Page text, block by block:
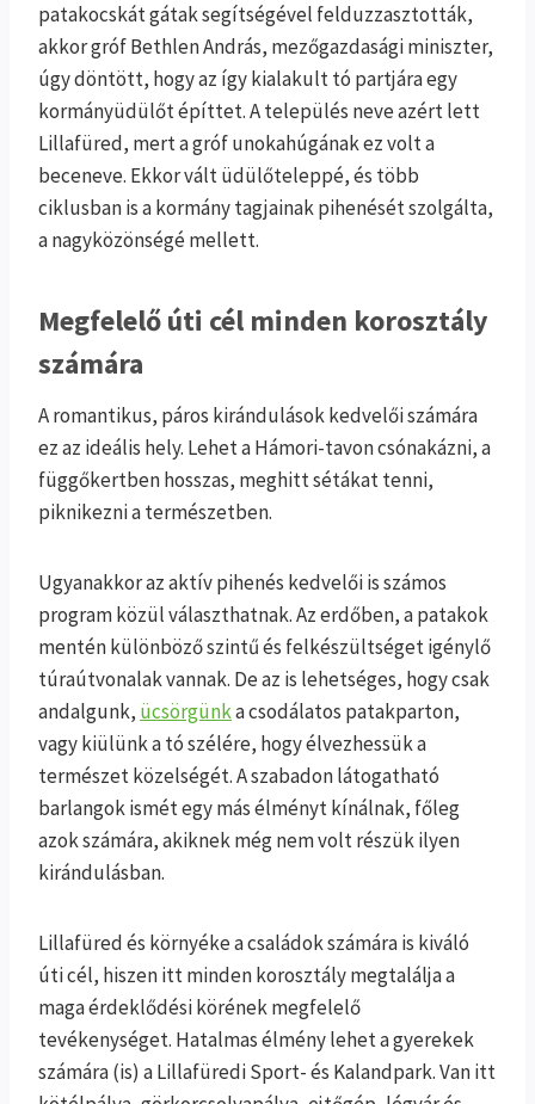
patakocskát gátak segítségével felduzzasztották,
akkor gróf Bethlen András, mezőgazdasági miniszter,
úgy döntött, hogy az így kialakult tó partjára egy
kormányüdülőt építtet. A település neve azért lett
Lillafüred, mert a gróf unokahúgának ez volt a
beceneve. Ekkor vált üdülőteleppé, és több
ciklusban is a kormány tagjainak pihenését szolgálta,
a nagyközönségé mellett.
Megfelelő úti cél minden korosztály
számára
A romantikus, páros kirándulások kedvelői számára
ez az ideális hely. Lehet a Hámori-tavon csónakázni, a
függőkertben hosszas, meghitt sétákat tenni,
piknikezni a természetben.
Ugyanakkor az aktív pihenés kedvelői is számos
program közül választhatnak. Az erdőben, a patakok
mentén különböző szintű és felkészültséget igénylő
túraútvonalak vannak. De az is lehetséges, hogy csak
andalgunk, ücsörgünka csodálatos patakparton,
vagy kiülünk a tó szélére, hogy élvezhessük a
természet közelségét. A szabadon látogatható
barlangok ismét egy más élményt kínálnak, főleg
azok számára, akiknek még nem volt részük ilyen
kirándulásban.
Lillafüred és környéke a családok számára is kiváló
úti cél, hiszen itt minden korosztály megtalálja a
maga érdeklődési körének megfelelő
tevékenységet. Hatalmas élmény lehet a gyerekek
számára (is) a Lillafüredi Sport- és Kalandpark. Van itt